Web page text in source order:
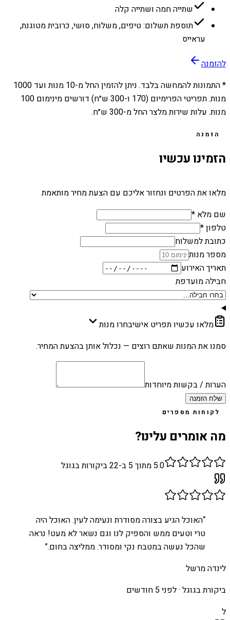
שתייה חמה ושתייה קלה
תוספת תשלום: טיפים, משלוח, סושי, כרובית מטוגנת,
עראייס
להזמנה
* התמונות להמחשה בלבד. ניתן להזמין החל מ-10 מנות ועד 1000
מנות. תפריטי הפרימיום (170 ו-300 ש״ח) דורשים מינימום 100
מנות. עלות שירות מלצר החל מ-300 ש״ח.
הזמנה
הזמינו עכשיו
מלאו את הפרטים ונחזור אליכם עם הצעת מחיר מותאמת
שם מלא *
טלפון *
כתובת למשלוח
מספר מנות
תאריך האירוע
חבילה מועדפת
מלאו עכשיו תפריט אישיבחרו מנות
סמנו את המנות שאתם רוצים — נכלול אותן בהצעת המחיר.
הערות / בקשות מיוחדות
שלח הזמנה
לקוחות מספרים
מה אומרים עלינו?
5.0 מתוך 5 ב- 22ביקורות בגוגל
“האוכל הגיע בצורה מסודרת ונעימה לעין. האוכל היה
טרי וטעים ממש והספיק לנו וגם נשאר לא מעט! נראה
שהכל נעשה במטבח נקי ומסודר. ממליצה בחום.”
לינדה מרשל
ביקורת בגוגל ·לפני 5 חודשים
ל